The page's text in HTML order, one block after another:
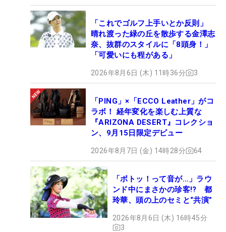
「これでゴルフ上手いとか反則」
晴れ渡った緑の丘を散歩する金澤志
奈、抜群のスタイルに「8頭身！」
「可愛いにも程がある」
2026年8月6日 (木) 11時36分 3
「PING」×「ECCO Leather」がコ
ラボ！ 経年変化を楽しむ上質な
『ARIZONA DESERT』コレクショ
ン、9月15日限定デビュー
2026年8月7日 (金) 14時28分 64
「ボトッ！って音が…」ラウ
ンド中にまさかの珍客!? 都
玲華、頭の上のセミと“共演”
2026年8月6日 (木) 16時45分
3